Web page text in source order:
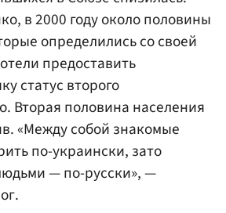
в 2000 году около половины
определились со своей
предоставить
статус второго
Вторая половина населения
«Между собой знакомые
по-украински, зато
— по-русски», —